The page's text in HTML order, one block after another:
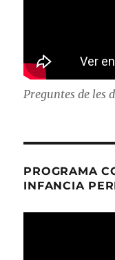
Preguntes de les
PROGRAMA
INFANCIA